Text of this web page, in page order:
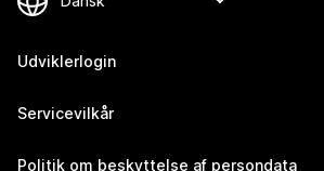
Udviklerlogin
Servicevilkår
Politik om beskyttelse af persondata